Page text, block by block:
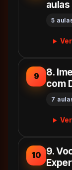
aulas
5
9
8.
com
7
10
9.